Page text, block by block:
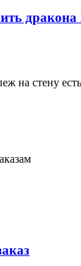
дракона
стену